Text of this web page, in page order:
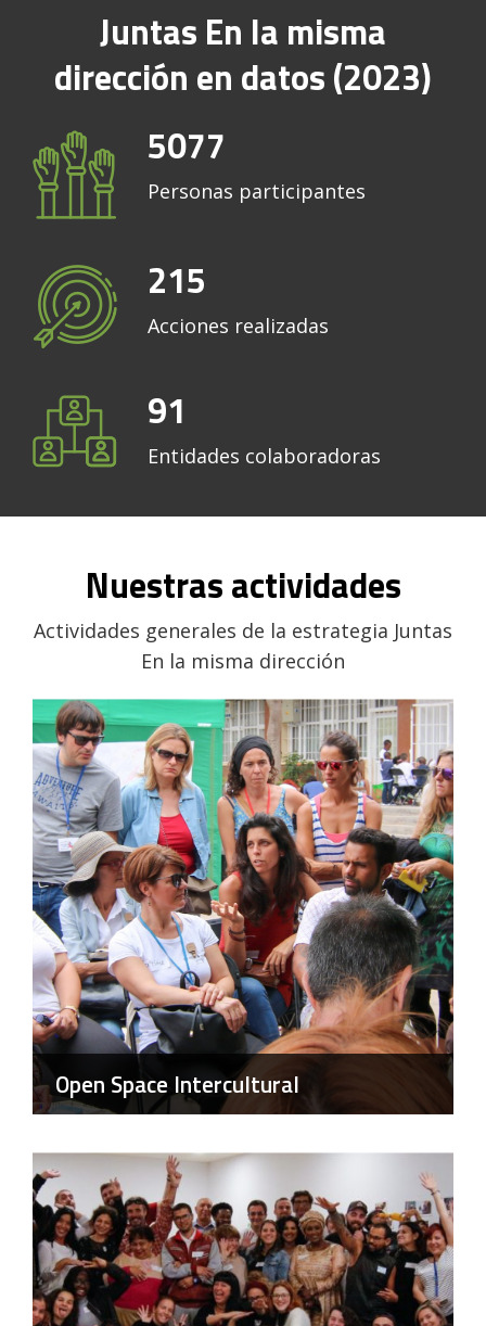
Juntas En la misma
dirección en datos (2023)
5077
Personas participantes
215
Acciones realizadas
91
Entidades colaboradoras
Nuestras actividades
Actividades generales de la estrategia Juntas
En la misma dirección
Open Space Intercultural